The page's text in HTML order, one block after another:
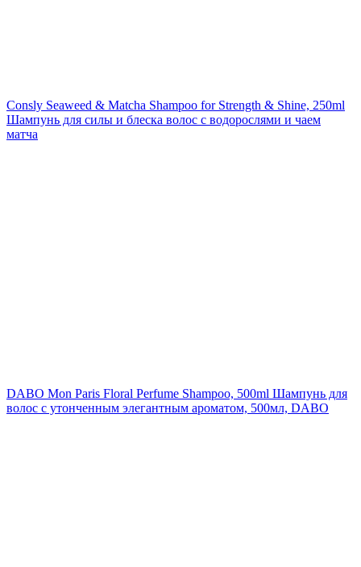
Consly Seaweed & Matcha Shampoo for Strength & Shine, 250ml
Шампунь для силы и блеска волос с водорослями и чаем
матча
DABO Mon Paris Floral Perfume Shampoo, 500ml Шампунь для
волос с утонченным элегантным ароматом, 500мл, DABO